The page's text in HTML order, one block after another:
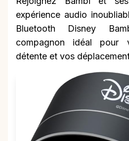
expérience audio
Bluetooth Disney
compagnon idéal pour
détente et vos